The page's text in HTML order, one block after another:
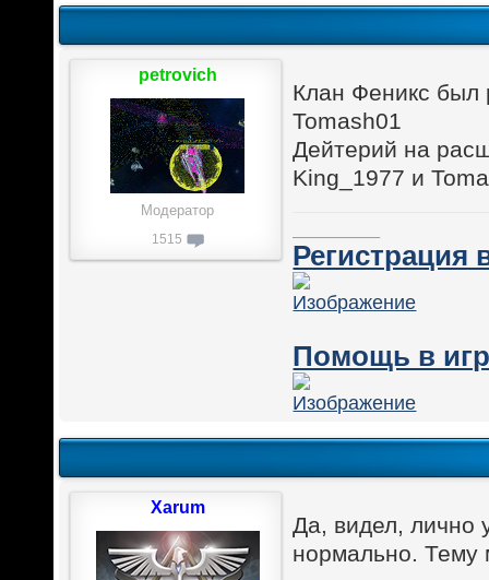
Клан Феникс был
Tomash01
Дейтерий на
King_1977 и
Регистрация
Помощь в
petrovich
Модератор
1515
Да, видел, лично
нормально. Тему
Xarum